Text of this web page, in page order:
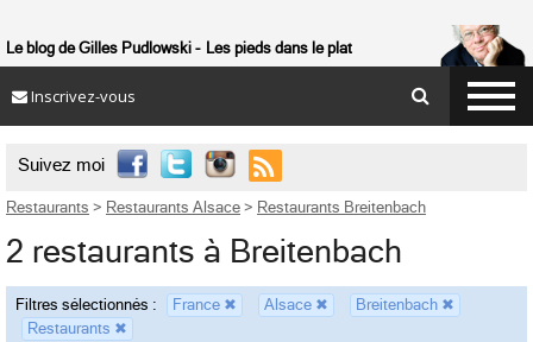
Le blog de Gilles Pudlowski Les pieds dans le plat
Inscrivez-vous
Suivez moi 
Restaurants > Restaurants Alsace > Restaurants Breitenbach
2 restaurants à Breitenbach
Filtres sélectionnés : France ✖ Alsace ✖ Breitenbach ✖
Restaurants ✖